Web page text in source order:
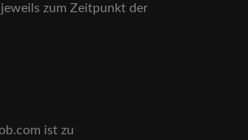
zum Zeitpunkt der
ist zu